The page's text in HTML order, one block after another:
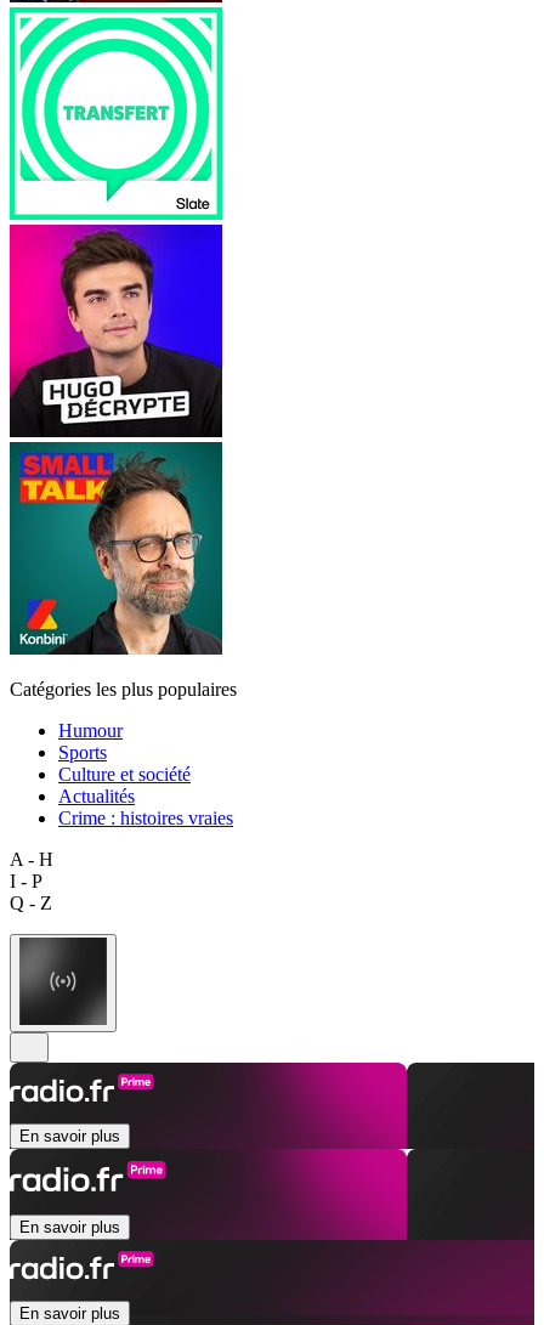
Catégories les plus populaires
Humour
Sports
Culture et société
Actualités
Crime : histoires vraies
A - H
I - P
Q - Z
En savoir plus
En savoir plus
En savoir plus